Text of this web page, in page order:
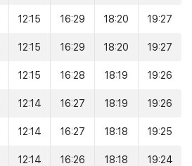
12:15 16:29 18:20 19:27
12:15 16:29 18:20 19:27
12:15 16:28 18:19 19:26
12:14 16:27 18:19 19:26
12:14 16:27 18:18 19:25
12:14 16:26 18:18 19:24